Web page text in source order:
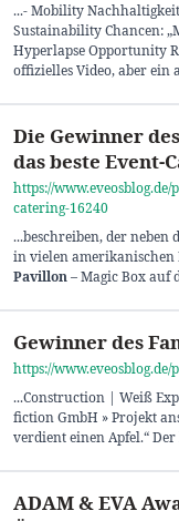
...- Mobility
Sustainability Chancen:
Hyperlapse Opportunity
offizielles Video, aber ein
Die Gewinner
das beste Event-
https://
catering-16240
...beschreiben, der neben
in vielen amerikanischen
Pavillon– Magic Box auf
Gewinner des
https://
...Construction | Weiß
fiction GmbH » Projekt
verdient einen Apfel.“
ADAM & EVA